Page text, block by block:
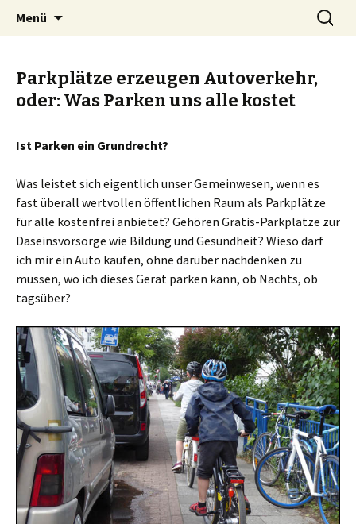
BREMENIZE
Menü
Suchen
nach:
Parkplätze erzeugen Autoverkehr,
oder: Was Parken uns alle kostet
Ist Parken ein Grundrecht?
Was leistet sich eigentlich unser Gemeinwesen, wenn es
fast überall wertvollen öffentlichen Raum als Parkplätze
für alle kostenfrei anbietet? Gehören Gratis-Parkplätze zur
Daseinsvorsorge wie Bildung und Gesundheit? Wieso darf
ich mir ein Auto kaufen, ohne darüber nachdenken zu
müssen, wo ich dieses Gerät parken kann, ob Nachts, ob
tagsüber?